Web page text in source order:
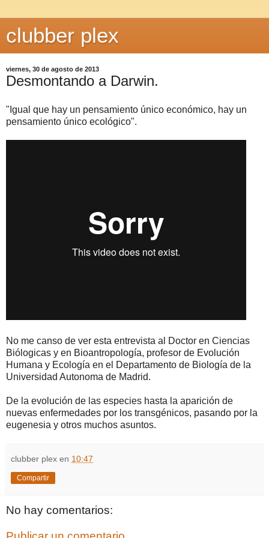
clubber plex
viernes, 30 de agosto de 2013
Desmontando a Darwin.
"Igual que hay un pensamiento único económico, hay un
pensamiento único ecológico".
No me canso de ver esta entrevista al Doctor en Ciencias
Biólogicas y en Bioantropología, profesor de Evolución
Humana y Ecología en el Departamento de Biología de la
Universidad Autonoma de Madrid.
De la evolución de las especies hasta la aparición de
nuevas enfermedades por los transgénicos, pasando por la
eugenesia y otros muchos asuntos.
clubber plex en 10:47
Compartir
No hay comentarios: